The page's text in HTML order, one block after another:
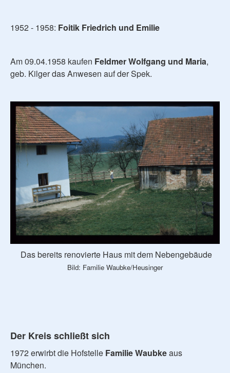
1952 - 1958: Foitik Friedrich und Emilie
Am 09.04.1958 kaufen Feldmer Wolfgang und Maria,
geb. Kilger das Anwesen auf der Spek.
Das bereits renovierte Haus mit dem Nebengebäude
Bild: Familie Waubke/Heusinger
Der Kreis schließt sich
1972 erwirbt die Hofstelle Familie Waubkeaus
München.